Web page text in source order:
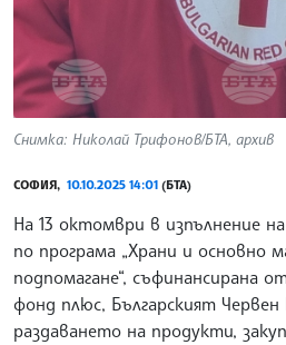
Снимка: Николай Трифонов/БТА, архив
СОФИЯ, 10.10.2025 14:01 (БТА)
На 13 октомври в изпълнение на
по програма „Храни и основно
подпомагане“, съфинансирана
фонд плюс, Българският
раздаването на продукти,